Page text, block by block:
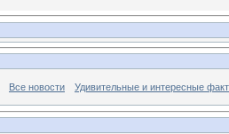
Все новости Удивительные и интересные